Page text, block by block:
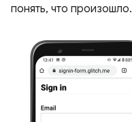
понять, что произошло.